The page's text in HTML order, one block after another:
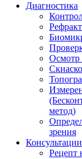
Диагностика
Осмотр
метод)
зрения
Рецепт